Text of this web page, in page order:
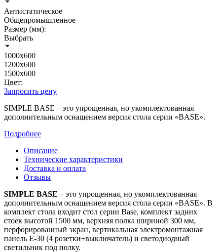
Антистатическое
Общепромышленное
Размер (мм):
Выбрать
1000х600
1200х600
1500х600
Цвет:
Запросить цену
SIMPLE BASE – это упрощенная, но укомплектованная
дополнительным оснащением версия стола серии «BASE».
Подробнее
Описание
Технические характеристики
Доставка и оплата
Отзывы
SIMPLE BASE – это упрощенная, но укомплектованная
дополнительным оснащением версия стола серии «BASE». В
комплект стола входит стол серии Base, комплект задних
стоек высотой 1500 мм, верхняя полка шириной 300 мм,
перфорированный экран, вертикальная электромонтажная
панель Е-30 (4 розетки+выключатель) и светодиодный
светильник под полку.